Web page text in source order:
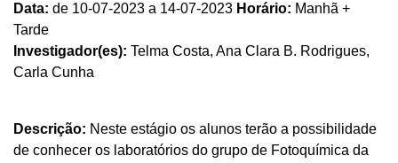
Data: de 10-07-2023 a 14-07-2023 Horário: Manhã +
Tarde
Investigador(es): Telma Costa, Ana Clara B. Rodrigues,
Carla Cunha
Descrição: Neste estágio os alunos terão a possibilidade
de conhecer os laboratórios do grupo de Fotoquímica da